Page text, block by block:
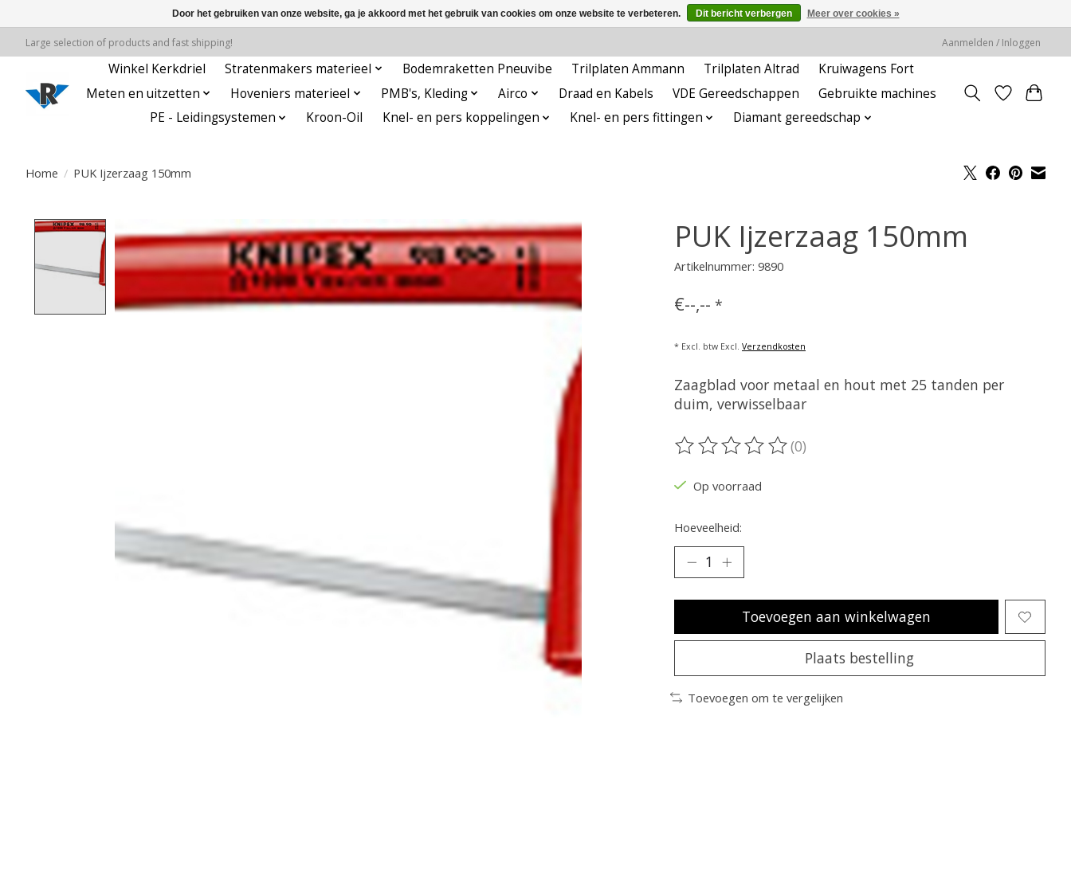
Large selection of products and fast shipping! Aanmelden / Inloggen
Winkel Kerkdriel Stratenmakers materieel Bodemraketten Pneuvibe Trilplaten Ammann Trilplaten Altrad
Kruiwagens Fort
Meten en uitzetten
Hoveniers materieel PMB's, Kleding Airco Draad en Kabels VDE Gereedschappen
Gebruikte machines
PE - Leidingsystemen
Kroon-Oil Knel- en pers koppelingen Knel- en pers fittingen Diamant gereedschap
Home / PUK Ijzerzaag 150mm
Product image slideshow Items PUK Ijzerzaag 150mm
Artikelnummer: 9890
€--,-- *
* Excl. btw Excl. Verzendkosten
Zaagblad voor metaal en hout met 25 tanden per
duim, verwisselbaar
De beoordeling van dit product is
(0)
Op voorraad
Hoeveelheid:
Toevoegen aan winkelwagen
Plaats bestelling
Toevoegen om te vergelijken
Door het gebruiken van onze website, ga je akkoord met het gebruik van cookies om onze website te verbeteren. Dit bericht verbergen Meer over cookies »